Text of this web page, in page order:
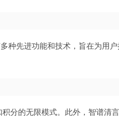
种先进功能和技术，旨在为用
分的无限模式。此外，智谱清